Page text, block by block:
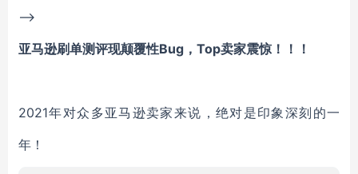
-->
亚马逊刷单测评现颠覆性Bug ， Top卖家震惊！！！
2021年对众多亚马逊卖家来说，绝对是印象深刻的一
年！